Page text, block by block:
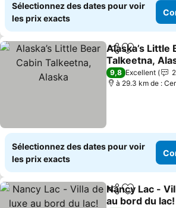
Sélectionnez des dates pour voir
les prix exacts
PartagerAjouter à
Alaska’s Little
Talkeetna,
9,8 Excellent
à 29.3 km de :
Sélectionnez des dates pour voir
les prix exacts
PartagerAjouter à
Nancy Lac -
au bord du lac!